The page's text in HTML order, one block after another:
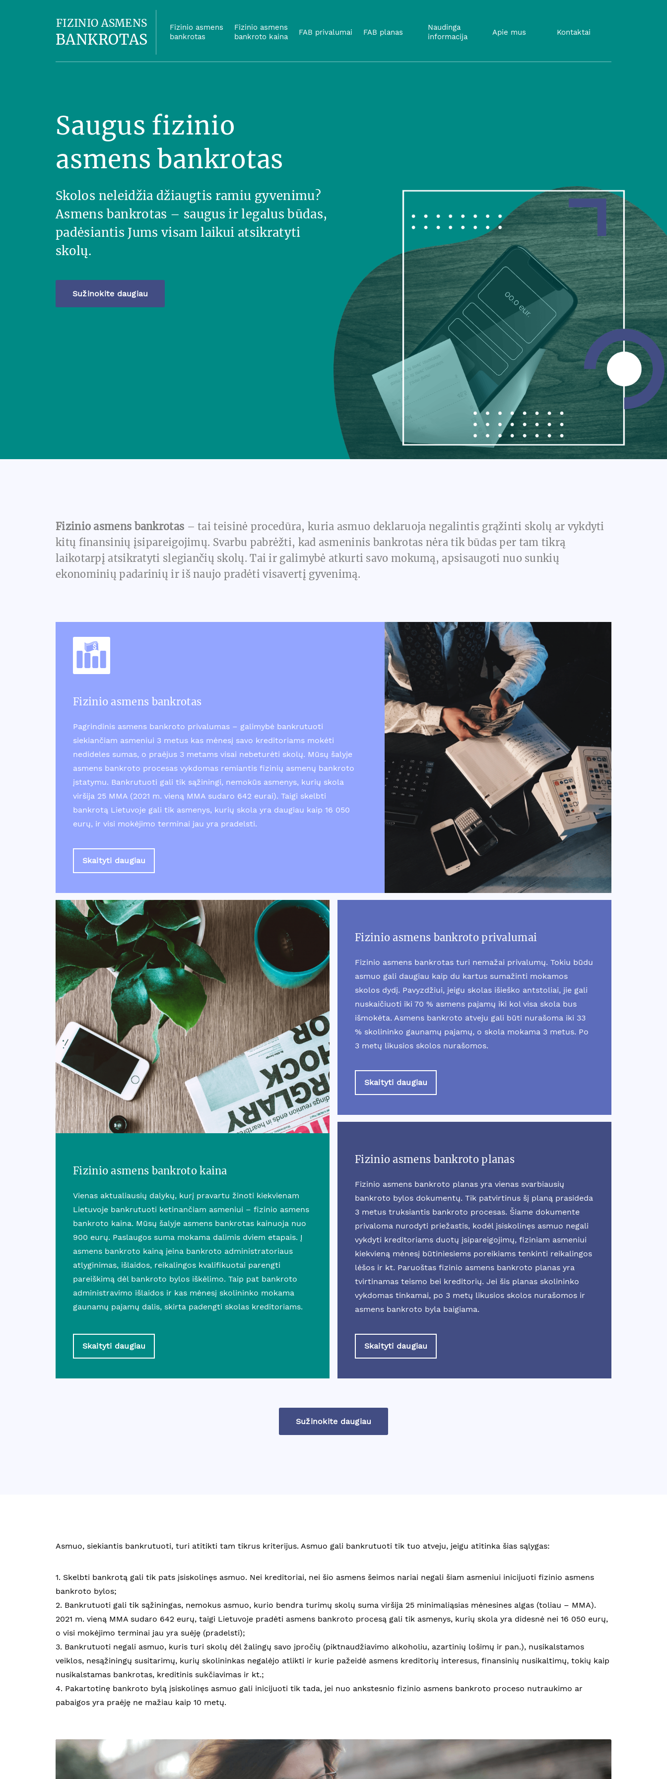
FIZINIO ASMENS
BANKROTAS
Fizinio asmens
bankrotas
Fizinio asmens
bankroto kaina
FAB privalumai FAB planas
Naudinga
informacija
Apie mus Kontaktai
Saugus fizinio
asmens bankrotas
Skolos neleidžia džiaugtis ramiu gyvenimu?
Asmens bankrotas – saugus ir legalus būdas,
padėsiantis Jums visam laikui atsikratyti
skolų.
Sužinokite daugiau
Fizinio asmens bankrotas – tai teisinė procedūra, kuria asmuo deklaruoja negalintis grąžinti skolų ar vykdyti
kitų finansinių įsipareigojimų. Svarbu pabrėžti, kad asmeninis bankrotas nėra tik būdas per tam tikrą
laikotarpį atsikratyti slegiančių skolų. Tai ir galimybė atkurti savo mokumą, apsisaugoti nuo sunkių
ekonominių padarinių ir iš naujo pradėti visavertį gyvenimą.
Fizinio asmens bankrotas
Pagrindinis asmens bankroto privalumas – galimybė bankrutuoti
siekiančiam asmeniui 3 metus kas mėnesį savo kreditoriams mokėti
nedideles sumas, o praėjus 3 metams visai nebeturėti skolų. Mūsų šalyje
asmens bankroto procesas vykdomas remiantis fizinių asmenų bankroto
įstatymu. Bankrutuoti gali tik sąžiningi, nemokūs asmenys, kurių skola
viršija 25 MMA (2021 m. vieną MMA sudaro 642 eurai). Taigi skelbti
bankrotą Lietuvoje gali tik asmenys, kurių skola yra daugiau kaip 16 050
eurų, ir visi mokėjimo terminai jau yra pradelsti.
Skaityti daugiau
Fizinio asmens bankroto kaina
Vienas aktualiausių dalykų, kurį pravartu žinoti kiekvienam
Lietuvoje bankrutuoti ketinančiam asmeniui – fizinio asmens
bankroto kaina. Mūsų šalyje asmens bankrotas kainuoja nuo
900 eurų. Paslaugos suma mokama dalimis dviem etapais. Į
asmens bankroto kainą įeina bankroto administratoriaus
atlyginimas, išlaidos, reikalingos kvalifikuotai parengti
pareiškimą dėl bankroto bylos iškėlimo. Taip pat bankroto
administravimo išlaidos ir kas mėnesį skolininko mokama
gaunamų pajamų dalis, skirta padengti skolas kreditoriams.
Skaityti daugiau
Fizinio asmens bankroto privalumai
Fizinio asmens bankrotas turi nemažai privalumų. Tokiu būdu
asmuo gali daugiau kaip du kartus sumažinti mokamos
skolos dydį. Pavyzdžiui, jeigu skolas išieško antstoliai, jie gali
nuskaičiuoti iki 70 % asmens pajamų iki kol visa skola bus
išmokėta. Asmens bankroto atveju gali būti nurašoma iki 33
% skolininko gaunamų pajamų, o skola mokama 3 metus. Po
3 metų likusios skolos nurašomos.
Skaityti daugiau
Fizinio asmens bankroto planas
Fizinio asmens bankroto planas yra vienas svarbiausių
bankroto bylos dokumentų. Tik patvirtinus šį planą prasideda
3 metus truksiantis bankroto procesas. Šiame dokumente
privaloma nurodyti priežastis, kodėl įsiskolinęs asmuo negali
vykdyti kreditoriams duotų įsipareigojimų, fiziniam asmeniui
kiekvieną mėnesį būtiniesiems poreikiams tenkinti reikalingos
lėšos ir kt. Paruoštas fizinio asmens bankroto planas yra
tvirtinamas teismo bei kreditorių. Jei šis planas skolininko
vykdomas tinkamai, po 3 metų likusios skolos nurašomos ir
asmens bankroto byla baigiama.
Skaityti daugiau
Sužinokite daugiau
Asmuo, siekiantis bankrutuoti, turi atitikti tam tikrus kriterijus. Asmuo gali bankrutuoti tik tuo atveju, jeigu atitinka šias sąlygas:
1. Skelbti bankrotą gali tik pats įsiskolinęs asmuo. Nei kreditoriai, nei šio asmens šeimos nariai negali šiam asmeniui inicijuoti fizinio asmens
bankroto bylos;
2. Bankrutuoti gali tik sąžiningas, nemokus asmuo, kurio bendra turimų skolų suma viršija 25 minimaliąsias mėnesines algas (toliau – MMA).
2021 m. vieną MMA sudaro 642 eurų, taigi Lietuvoje pradėti asmens bankroto procesą gali tik asmenys, kurių skola yra didesnė nei 16 050 eurų,
o visi mokėjimo terminai jau yra suėję (pradelsti);
3. Bankrutuoti negali asmuo, kuris turi skolų dėl žalingų savo įpročių (piktnaudžiavimo alkoholiu, azartinių lošimų ir pan.), nusikalstamos
veiklos, nesąžiningų susitarimų, kurių skolininkas negalėjo atlikti ir kurie pažeidė asmens kreditorių interesus, finansinių nusikaltimų, tokių kaip
nusikalstamas bankrotas, kreditinis sukčiavimas ir kt.;
4. Pakartotinę bankroto bylą įsiskolinęs asmuo gali inicijuoti tik tada, jei nuo ankstesnio fizinio asmens bankroto proceso nutraukimo ar
pabaigos yra praėję ne mažiau kaip 10 metų.